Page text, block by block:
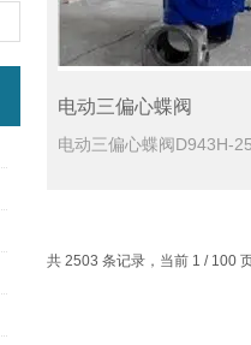
电动三偏心蝶阀
共 2503 条记录，当前 1 / 100